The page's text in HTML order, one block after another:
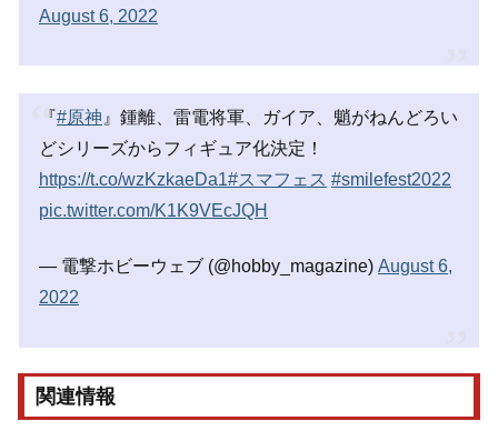
August 6, 2022
『#原神 』鍾離、雷電将軍、ガイア、魈がねんどろい
どシリーズからフィギュア化決定！
https://t.co/wzKzkaeDa1#スマフェス #smilefest2022
pic.twitter.com/K1K9VEcJQH
— 電撃ホビーウェブ (@hobby_magazine) August 6,
2022
関連情報